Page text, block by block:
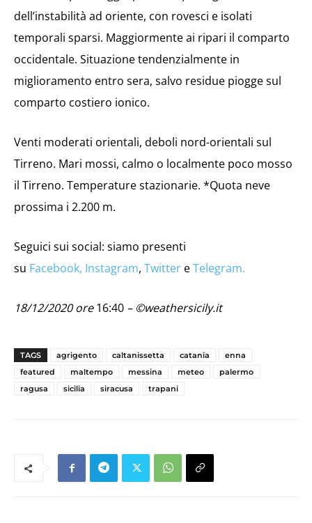
dell’instabilità ad oriente, con rovesci e isolati
temporali sparsi. Maggiormente ai ripari il comparto
occidentale. Situazione tendenzialmente in
miglioramento entro sera, salvo residue piogge sul
comparto costiero ionico.
Venti moderati orientali, deboli nord-orientali sul
Tirreno. Mari mossi, calmo o localmente poco mosso
il Tirreno. Temperature stazionarie. *Quota neve
prossima i 2.200 m.
Seguici sui social: siamo presenti
su Facebook, Instagram, Twitter eTelegram.
18/12/2020 ore16:40 – ©weathersicily.it
TAGS agrigento caltanissetta catania
enna
featured
maltempo messina meteo
palermo
ragusa
sicilia siracusa trapani